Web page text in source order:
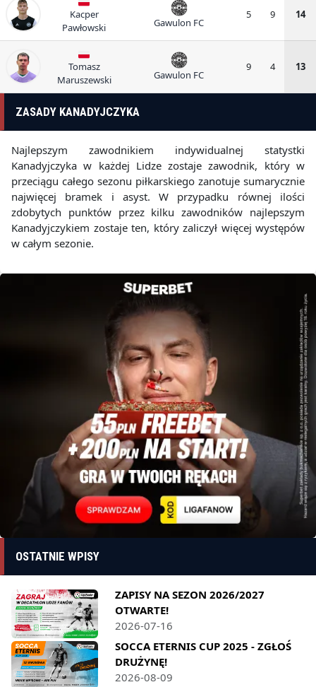
Kacper
Pawłowski
Gawulon FC
5 9 14
Tomasz
Maruszewski
Gawulon FC
9 4 13
ZASADY KANADYJCZYKA
Najlepszym zawodnikiem indywidualnej statystki
Kanadyjczyka w każdej Lidze zostaje zawodnik, który w
przeciągu całego sezonu piłkarskiego zanotuje sumarycznie
najwięcej bramek i asyst. W przypadku równej ilości
zdobytych punktów przez kilku zawodników najlepszym
Kanadyjczykiem zostaje ten, który zaliczył więcej występów
w całym sezonie.
OSTATNIE WPISY
ZAPISY NA SEZON 2026/2027
OTWARTE!
2026-07-16
SOCCA ETERNIS CUP 2025 - ZGŁOŚ
DRUŻYNĘ!
2026-08-09